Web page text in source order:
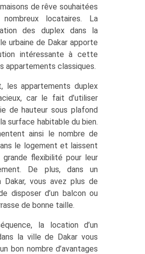
de rêve souhaitées
locataires. La
des duplex dans la
urbaine de Dakar apporte
intéressante à cette
appartements classiques.
les appartements duplex
car le fait d’utiliser
de hauteur sous plafond
surface habitable du bien.
ainsi le nombre de
le logement et laissent
grande flexibilité pour leur
De plus, dans un
Dakar, vous avez plus de
disposer d’un balcon ou
de bonne taille.
la location d’un
la ville de Dakar vous
bon nombre d’avantages